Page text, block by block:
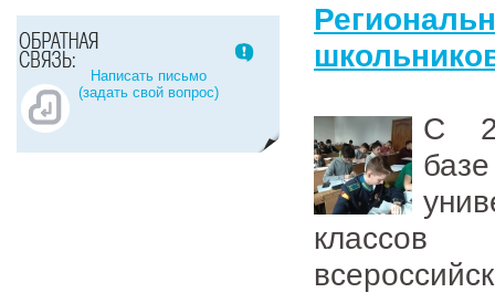
Написать письмо
(задать свой вопрос)
С
классов